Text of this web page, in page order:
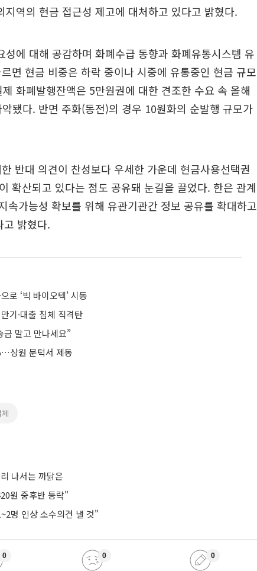
역의 현금 접근성 제고에 대처하고 있다고 밝혔다.
에 대해 공감하며 화폐수급 동향과 화폐유통시스템 유
면 현금 비중은 하락 중이나 시중에 유통중인 현금 규모
화폐발행잔액은 5만원권에 대한 견조한 수요 속 올해
됐다. 반면 주화(동전)의 경우 10원화의 순발행 규모가
반대 의견이 찬성보다 우세한 가운데 현금사용선택권
확산되고 있다는 점도 공유돼 눈길을 끌었다. 한은 관계
속가능성 확보를 위해 유관기관간 정보 공유를 확대하고
밝혔다.
로 ‘빅 바이오텍’ 시동
기·대출 침체 직격탄
말고 만나세요”
상원 문턱서 제동
나서는 까닭은
원 중후반 등락"
명 인상 소수의견 낼 것"
0 0 0